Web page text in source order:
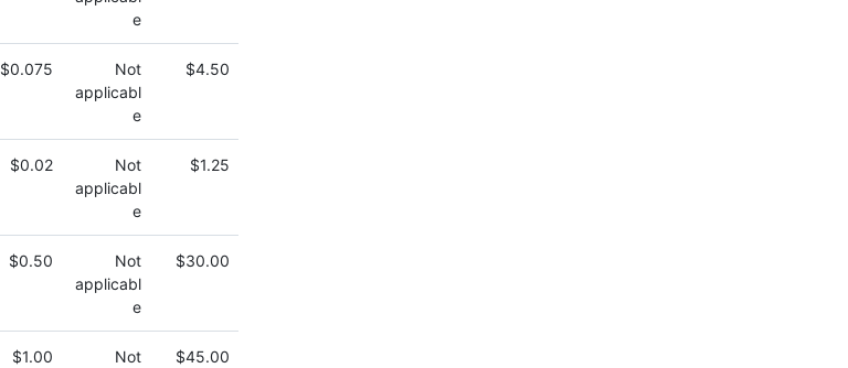
e
$0.075
Not
applicabl
e
$4.50
$0.02
Not
applicabl
e
$1.25
$0.50
Not
applicabl
e
$30.00
$1.00
Not
$45.00